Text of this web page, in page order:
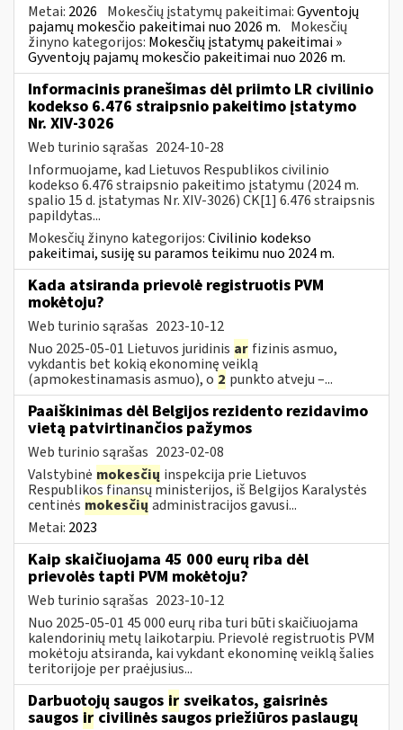
Metai: 2026 Mokesčių įstatymų pakeitimai:Gyventojų
pajamų mokesčio pakeitimai nuo 2026 m. Mokesčių
žinyno kategorijos: Mokesčių įstatymų pakeitimai »
Gyventojų pajamų mokesčio pakeitimai nuo 2026 m.
Informacinis pranešimas dėl priimto LR civilinio
kodekso 6.476 straipsnio pakeitimo įstatymo
Nr. XIV-3026
Web turinio sąrašas 2024-10-28
Informuojame, kad Lietuvos Respublikos civilinio
kodekso 6.476 straipsnio pakeitimo įstatymu (2024 m.
spalio 15 d. įstatymas Nr. XIV-3026) CK[1] 6.476 straipsnis
papildytas...
Mokesčių žinyno kategorijos:Civilinio kodekso
pakeitimai, susiję su paramos teikimu nuo 2024 m.
Kada atsiranda prievolė registruotis PVM
mokėtoju?
Web turinio sąrašas 2023-10-12
Nuo 2025-05-01 Lietuvos juridinis ar fizinis asmuo,
vykdantis bet kokią ekonominę veiklą
(apmokestinamasis asmuo), o 2 punkto atveju –...
Paaiškinimas dėl Belgijos rezidento rezidavimo
vietą patvirtinančios pažymos
Web turinio sąrašas 2023-02-08
Valstybinė mokesčių inspekcija prie Lietuvos
Respublikos finansų ministerijos, iš Belgijos Karalystės
centinės mokesčių administracijos gavusi...
Metai: 2023
Kaip skaičiuojama 45 000 eurų riba dėl
prievolės tapti PVM mokėtoju?
Web turinio sąrašas 2023-10-12
Nuo 2025-05-01 45 000 eurų riba turi būti skaičiuojama
kalendorinių metų laikotarpiu. Prievolė registruotis PVM
mokėtoju atsiranda, kai vykdant ekonominę veiklą šalies
teritorijoje per praėjusius...
Darbuotojų saugos ir sveikatos, gaisrinės
saugos ir civilinės saugos priežiūros paslaugų